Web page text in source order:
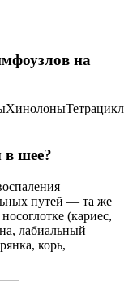
на
в шее?
путей — та же
(кариес,
лабиальный
корь,